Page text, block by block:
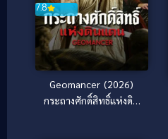
7.8
Geomancer (2026)
กระถางศักดิ์สิทธิ์แห่งดิน